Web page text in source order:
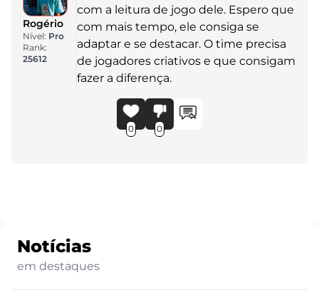
Rogério
Nível: Pro
Rank:
25612
com a leitura de jogo dele. Espero que
com mais tempo, ele consiga se
adaptar e se destacar. O time precisa
de jogadores criativos e que consigam
fazer a diferença.
0 0
Notícias
em destaques